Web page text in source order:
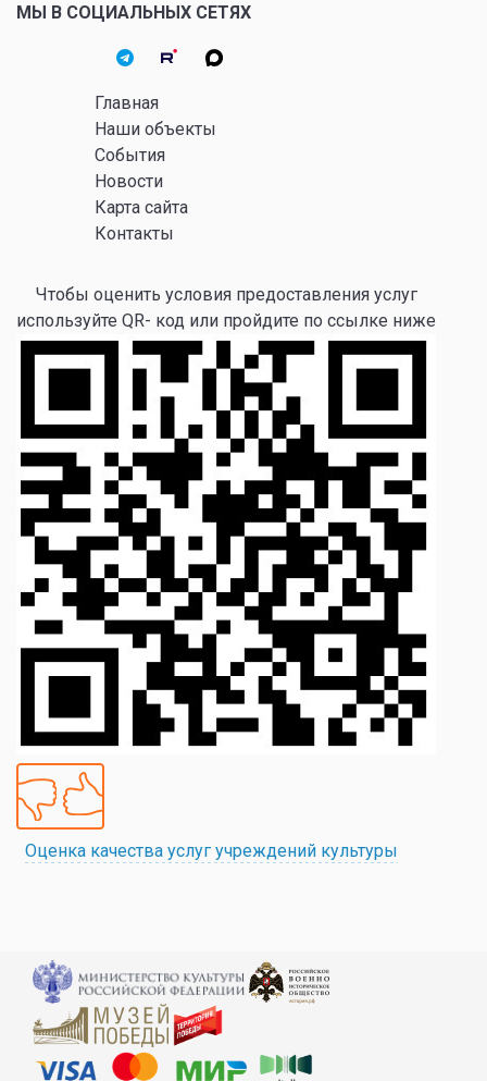
МЫ В СОЦИАЛЬНЫХ СЕТЯХ
Главная
Наши объекты
События
Новости
Карта сайта
Контакты
Чтобы оценить условия предоставления услуг
используйте QR- код или пройдите по ссылке ниже
Оценка качества услуг учреждений культуры